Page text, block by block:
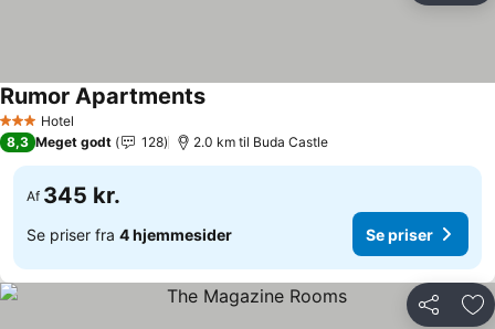
3 StjernerHotel
Rumor Apartments
8,3 Meget godt 128 2.0 km til Buda Castle
Af 345 kr.
Se priser fra 4 hjemmesider Se priser
Del